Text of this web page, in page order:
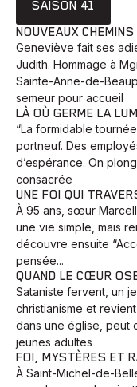
SAISON 41
NOUVEAUX CHEMINS
Geneviève fait ses
Judith. Hommage à
Sainte-Anne-de-
semeur pour accueil
LÀ OÙ GERME LA
“La formidable
portneuf. Des
d’espérance. On
consacrée
UNE FOI QUI
À 95 ans, sœur
une vie simple, mais
découvre ensuite
pensée...
QUAND LE CŒUR
Sataniste fervent, un
christianisme et
dans une église, peut
jeunes adultes
FOI, MYSTÈRES ET
À Saint-Michel-de-